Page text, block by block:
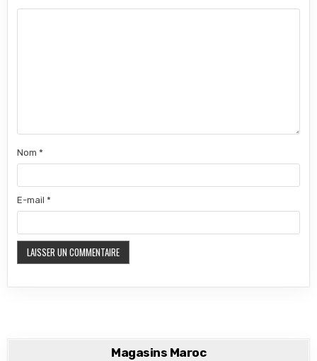
Nom*
E-mail*
Magasins Maroc